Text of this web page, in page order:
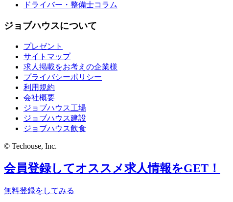
ドライバー・整備士コラム
ジョブハウスについて
プレゼント
サイトマップ
求人掲載をお考えの企業様
プライバシーポリシー
利用規約
会社概要
ジョブハウス工場
ジョブハウス建設
ジョブハウス飲食
© Techouse, Inc.
会員登録してオススメ求人情報をGET！
無料登録をしてみる